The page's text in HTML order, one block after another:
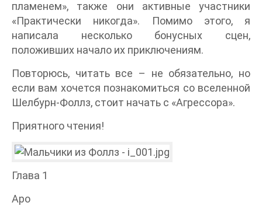
пламенем», также они активные участники
«Практически никогда». Помимо этого, я
написала несколько бонусных сцен,
положивших начало их приключениям.
Повторюсь, читать все – не обязательно, но
если вам хочется познакомиться со вселенной
Шелбурн-Фоллз, стоит начать с «Агрессора».
Приятного чтения!
Глава 1
Аро